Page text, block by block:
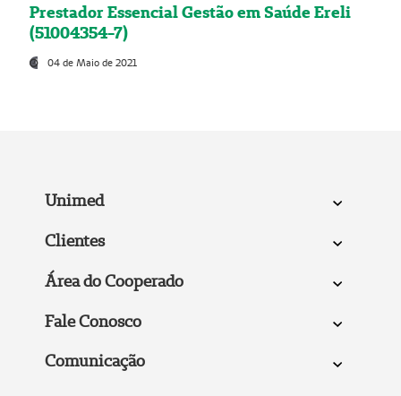
Prestador Essencial Gestão em Saúde Ereli
(51004354-7)
04 de Maio de 2021
Unimed
Clientes
Área do Cooperado
Fale Conosco
Comunicação